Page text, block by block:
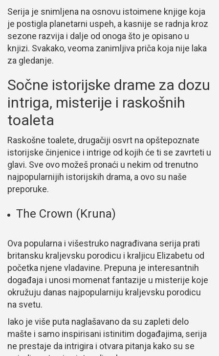
Serija je snimljena na osnovu istoimene knjige koja
je postigla planetarni uspeh, a kasnije se radnja kroz
sezone razvija i dalje od onoga što je opisano u
knjizi. Svakako, veoma zanimljiva priča koja nije laka
za gledanje.
Sočne istorijske drame za dozu
intriga, misterije i raskošnih
toaleta
Raskošne toalete, drugačiji osvrt na opštepoznate
istorijske činjenice i intrige od kojih će ti se zavrteti u
glavi. Sve ovo možeš pronaći u nekim od trenutno
najpopularnijih istorijskih drama, a ovo su naše
preporuke.
The Crown (Kruna)
Ova popularna i višestruko nagrađivana serija prati
britansku kraljevsku porodicu i kraljicu Elizabetu od
početka njene vladavine. Prepuna je interesantnih
događaja i unosi momenat fantazije u misterije koje
okružuju danas najpopularniju kraljevsku porodicu
na svetu.
Iako je više puta naglašavano da su zapleti delo
mašte i samo inspirisani istinitim događajima, serija
ne prestaje da intrigira i otvara pitanja kako su se